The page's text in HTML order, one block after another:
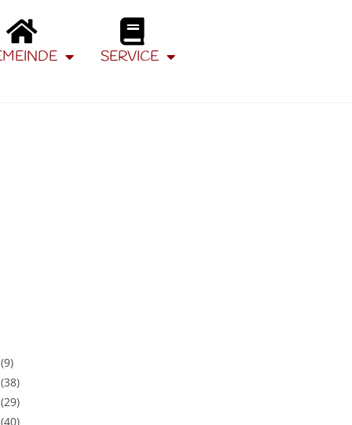
SERVICE
(9)
(38)
(29)
(40)